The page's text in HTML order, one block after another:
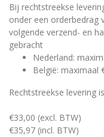
Bij rechtstreekse
onder een orderbedrag
volgende verzend- en
gebracht
Nederland:
België: maximaal
Rechtstreekse levering
€33,00 (excl. BTW)
€35,97 (incl. BTW)